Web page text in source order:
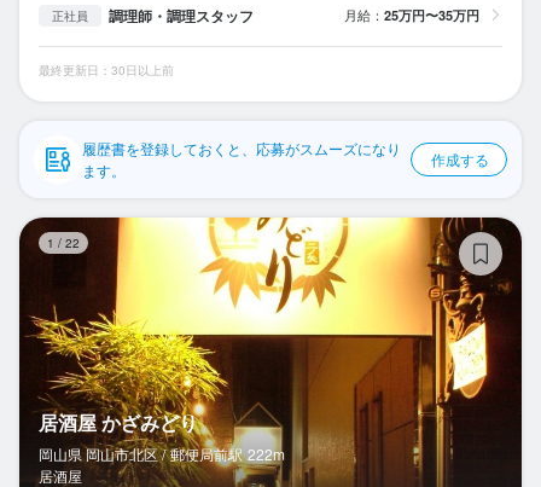
プライバシーポリシー
企業情報
正社員 調理師・調理スタッフ 月給： 25万円〜35万円
最終更新日：30日以上前
履歴書を登録しておくと、応募がスムーズになり
ます。
作成する
1 / 22
居酒屋 かざみどり
岡山県 岡山市北区 / 郵便局前駅 222m
居酒屋